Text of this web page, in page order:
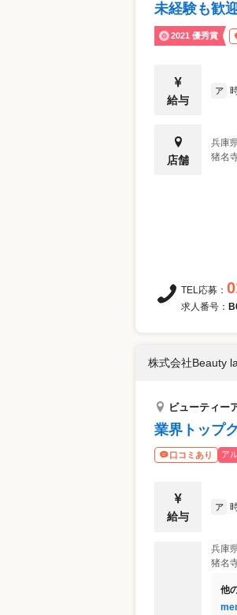
未経験も歓
2021 優秀賞
給与
ア
店舗
兵庫
猪名
TEL応募：
求人番号：
株式会社Beauty
ビューティー
業界トップ
口コミあり ア
給与
ア
兵庫
猪名
他